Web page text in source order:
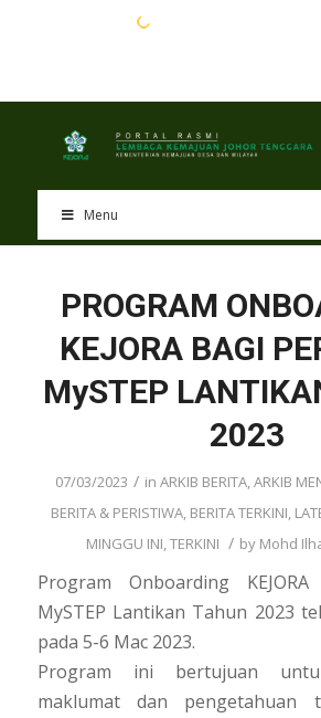
Menu
PROGRAM
KEJORA BAGI
MySTEP
2023
07/03/2023 / in ARKIB BERITA,ARKIB
BERITA & PERISTIWA, BERITA TERKINI,
MINGGU INI,TERKINI / by Mohd
Program Onboarding
MySTEP Lantikan Tahun 2023
pada 5-6 Mac 2023.
Program ini bertujuan
maklumat dan pengetahuan